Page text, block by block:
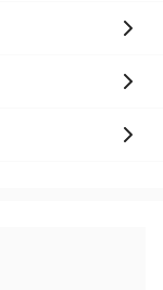
内祝い_蝶結